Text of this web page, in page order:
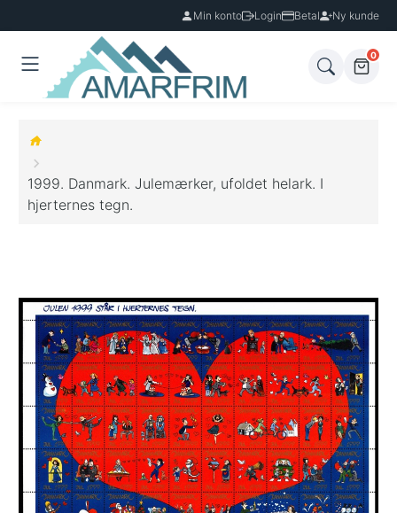
Min konto Login Betal Ny kunde
0
1999. Danmark. Julemærker, ufoldet helark. I
hjerternes tegn.